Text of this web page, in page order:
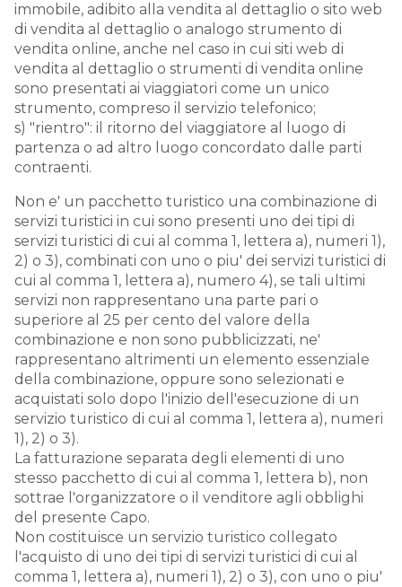
immobile, adibito alla vendita al dettaglio o sito web
di vendita al dettaglio o analogo strumento di
vendita online, anche nel caso in cui siti web di
vendita al dettaglio o strumenti di vendita online
sono presentati ai viaggiatori come un unico
strumento, compreso il servizio telefonico;
s) "rientro": il ritorno del viaggiatore al luogo di
partenza o ad altro luogo concordato dalle parti
contraenti.
Non e' un pacchetto turistico una combinazione di
servizi turistici in cui sono presenti uno dei tipi di
servizi turistici di cui al comma 1, lettera a), numeri 1),
2) o 3), combinati con uno o piu' dei servizi turistici di
cui al comma 1, lettera a), numero 4), se tali ultimi
servizi non rappresentano una parte pari o
superiore al 25 per cento del valore della
combinazione e non sono pubblicizzati, ne'
rappresentano altrimenti un elemento essenziale
della combinazione, oppure sono selezionati e
acquistati solo dopo l'inizio dell'esecuzione di un
servizio turistico di cui al comma 1, lettera a), numeri
1), 2) o 3).
La fatturazione separata degli elementi di uno
stesso pacchetto di cui al comma 1, lettera b), non
sottrae l'organizzatore o il venditore agli obblighi
del presente Capo.
Non costituisce un servizio turistico collegato
l'acquisto di uno dei tipi di servizi turistici di cui al
comma 1, lettera a), numeri 1), 2) o 3), con uno o piu'